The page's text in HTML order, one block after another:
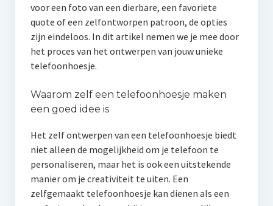
voor een foto van een dierbare, een favoriete
quote of een zelfontworpen patroon, de opties
zijn eindeloos. In dit artikel nemen we je mee door
het proces van het ontwerpen van jouw unieke
telefoonhoesje.
Waarom zelf een telefoonhoesje maken
een goed idee is
Het zelf ontwerpen van een telefoonhoesje biedt
niet alleen de mogelijkheid om je telefoon te
personaliseren, maar het is ook een uitstekende
manier om je creativiteit te uiten. Een
zelfgemaakt telefoonhoesje kan dienen als een